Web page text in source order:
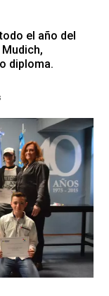
el año del
diploma.